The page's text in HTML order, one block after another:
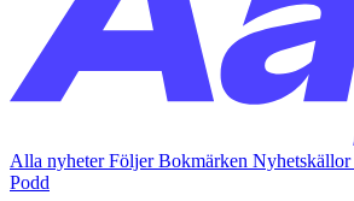
Alla nyheterFöljerBokmärken Nyhetskällor
Podd